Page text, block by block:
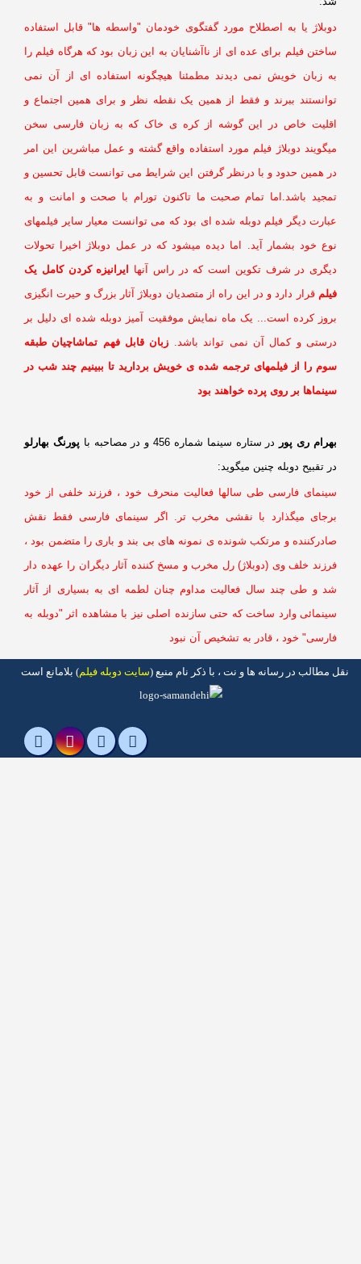
یا به اصطلاح مورد گفتگوی خودمان "واسطه ها" قابل استفاده
فیلم برای عده ای از ناآشنایان به این زبان بود که هرگاه فیلم را
زبان خویش نمی دیدند مطمئنا هیچگونه استفاده ای از آن نمی
ببرند و فقط از همین یک نقطه نظر و برای همین اجتماع و
خاص در این گوشه از کره ی خاک که به زبان فارسی سخن
دوبلاژ فیلم مورد استفاده واقع گشته و عمل مباشرین این امر
همین حدود و با درنظر گرفتن این شرایط می توانست قابل تحسین و
باشد.اما تمام صحبت ما تاکنون تورام با صحت و امانت و به
دیگر فیلم دوبله شده ای بود که می توانست معیار سایر فیلمهای
خود بشمار آید. اما دیده میشود که در عمل دوبلاژ اخیرا تحولات
در شرف تکوین است که در راس آنهاایرانیزه کردن کامل یک
قرار دارد و در این راه از متصدیان دوبلاژ آثار بزرگ و حیرت انگیزی
کرده است... یک ماه نمایش موفقیت آمیز دوبله شده ای دلیل بر
و کمال آن نمی تواند باشد. زبان قابل فهم تماشاچیان طبقه
را از فیلمهای ترجمه شده ی خویش بردارید تا ببینیم چند شب در
بر روی پرده خواهند بود
ری پوردر ستاره سینما شماره 456 و در مصاحبه با
پورنگ بهارلو
تقبیح دوبله چنین میگوید:
فارسی طی سالها فعالیت منحرف خود ، فرزند خلفی از خود
میگذارد با نقشی مخرب تر. اگر سینمای فارسی فقط نقش
و مرتکب شونده ی نمونه های بی بند و باری را متضمن بود ،
خلف وی (دوبلاژ) رل مخرب و مسخ کننده آثار دیگران را عهده دار
و طی چند سال فعالیت مداوم چنان لطمه ای به بسیاری از آثار
وارد ساخت که حتی سازنده اصلی نیز با مشاهده اثر "دوبله به
خود ، قادر به تشخیص آن نبود
در رسانه ها و نت ، با ذکر نام منبع (سایت دوبله فیلم) بلامانع است